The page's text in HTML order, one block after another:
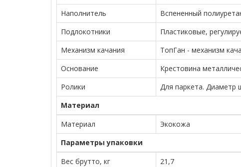
Наполнитель
Вспененный
Подлокотники
Пластиковые,
Механизм качания
ТопГан - механизм
Основание
Крестовина
Ролики
Для паркета. Диаметр
Материал
Материал
Экокожа
Параметры упаковки
Вес брутто, кг
21,7